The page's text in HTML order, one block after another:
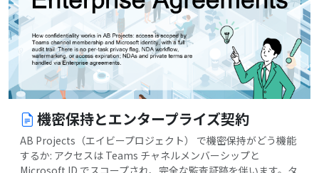
機密保持とエンタープライズ契約
AB Projects（エイビープロジェクト） で機密保持がどう機能
するか: アクセスは Teams チャネルメンバーシップと